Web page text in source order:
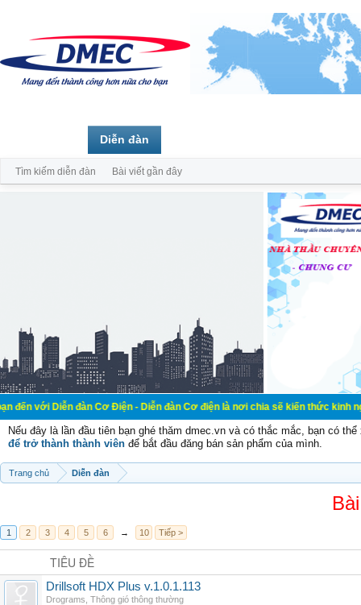
đàn Cơ Điện - Diễn đàn Cơ điện là nơi chia sẽ kiến thức kinh nghiệm
Nếu đây là lần đầu tiên bạn ghé thăm dmec.vn và có thắc mắc, bạn có
để trở thành thành viên để bắt đầu đăng bán sản phẩm của mình.
Trang chủ Diễn đàn
1 2 3 4 5 6 → 10 Tiếp >
TIÊU ĐỀ
Drillsoft HDX Plus v.1.0.1.113
Drograms Thông gió thông thường
Diễn đàn
Tìm kiếm diễn đàn Bài viết gần đây